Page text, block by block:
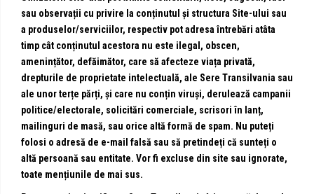
sau observații cu privire la conținutul și structura Site-ului sau
a produselor/serviciilor, respectiv pot adresa întrebări atâta
timp cât conținutul acestora nu este ilegal, obscen,
amenințător, defăimător, care să afecteze viața privată,
drepturile de proprietate intelectuală, ale Sere Transilvania sau
ale unor terțe părți, și care nu conțin viruși, derulează campanii
politice/electorale, solicitări comerciale, scrisori în lanț,
mailinguri de masă, sau orice altă formă de spam. Nu puteți
folosi o adresă de e-mail falsă sau să pretindeți că sunteți o
altă persoană sau entitate. Vor fi excluse din site sau ignorate,
toate mențiunile de mai sus.